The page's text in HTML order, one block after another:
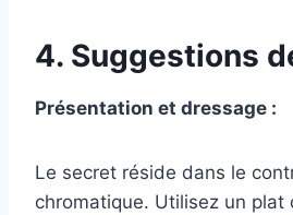
4. Suggestions
Présentation et dressage :
Le secret réside dans le
chromatique. Utilisez un plat